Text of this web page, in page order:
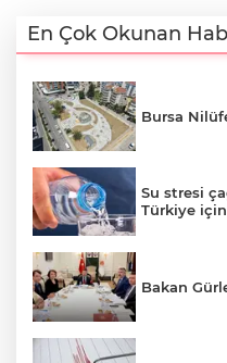
En Çok Okunan
Bursa
Su stresi
Türkiye için
Bakan